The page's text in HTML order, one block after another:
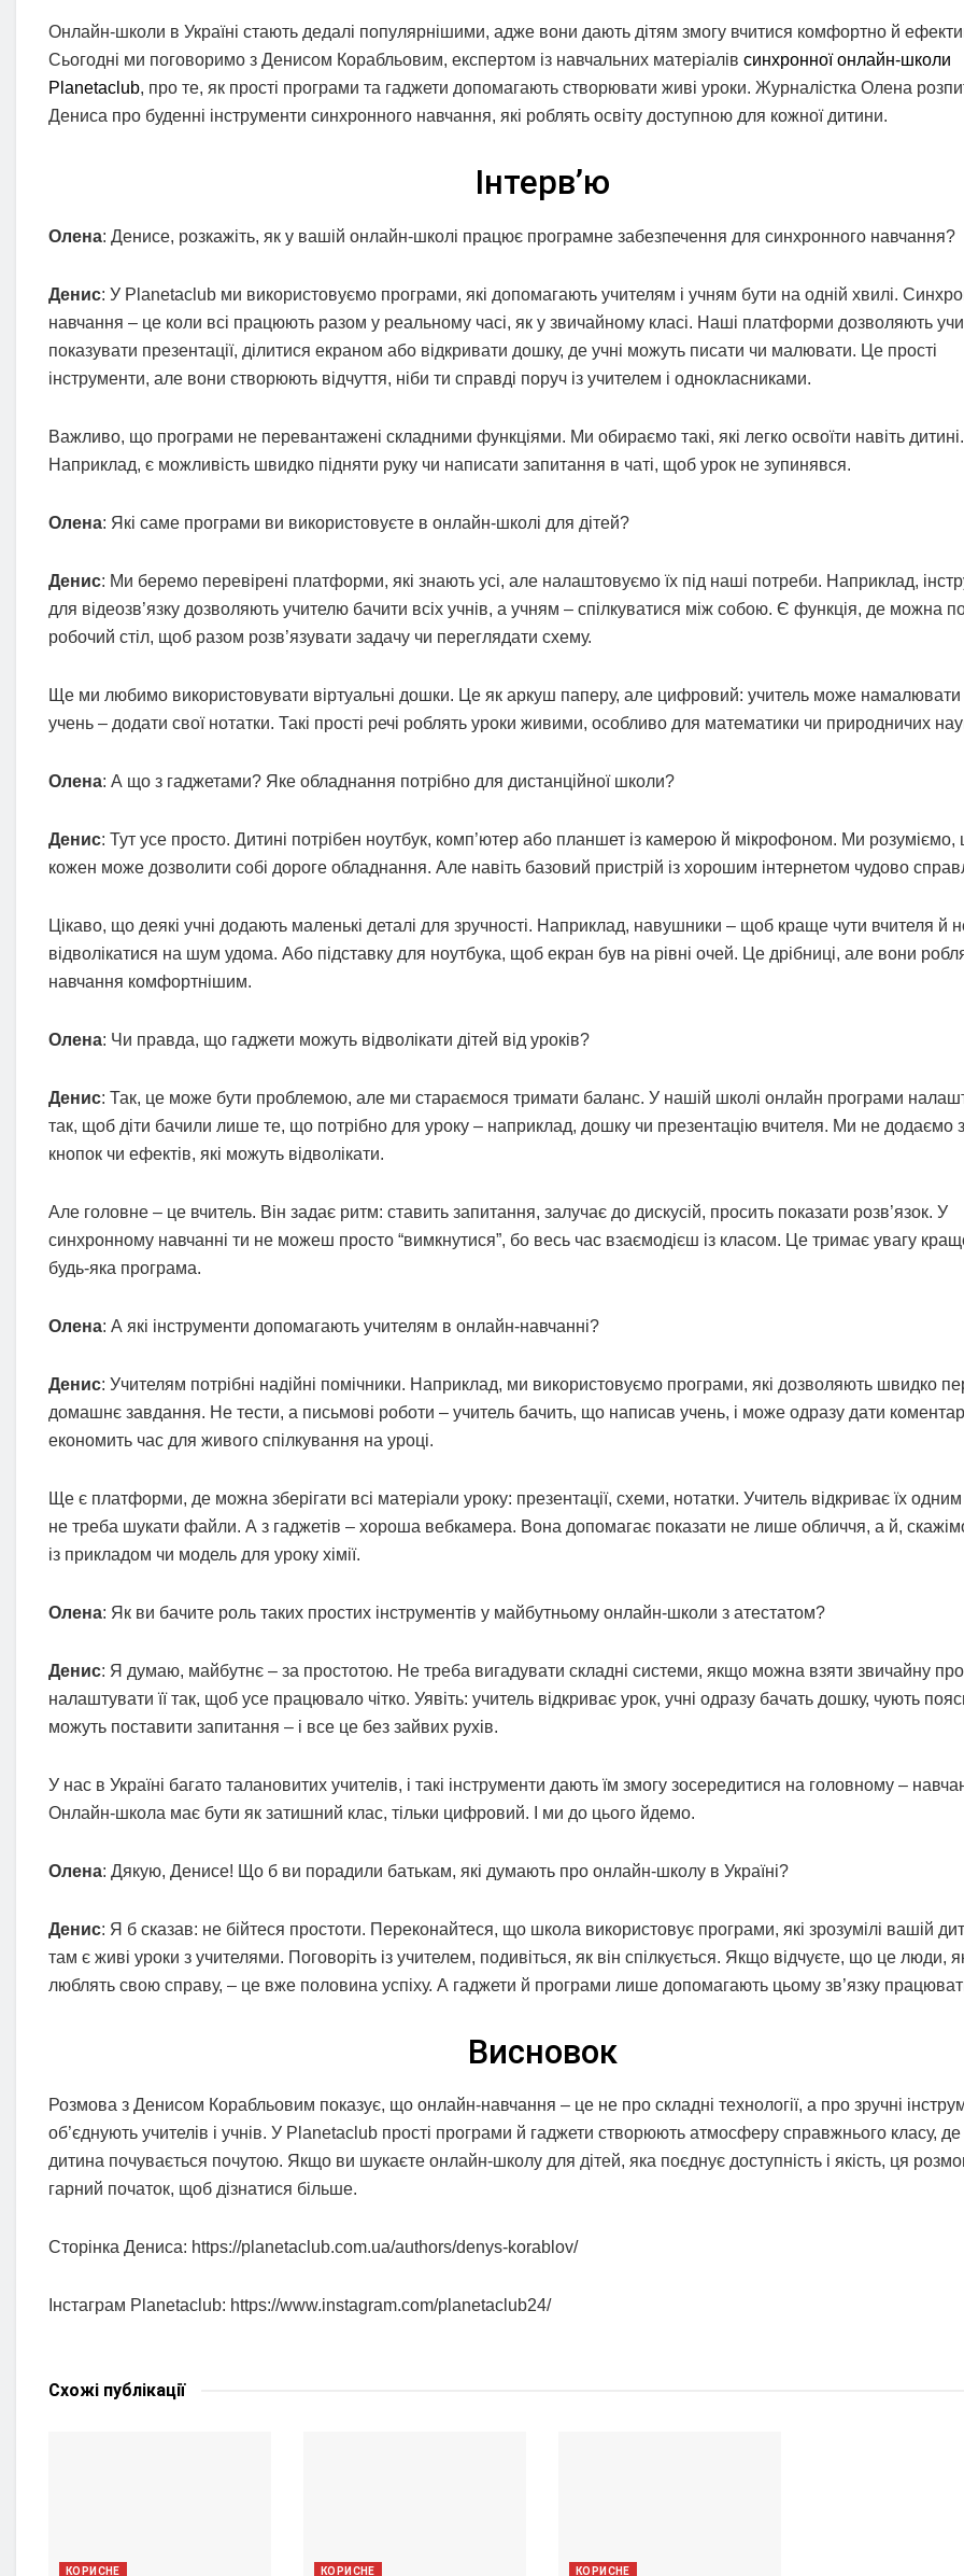
Онлайн-школи в Україні стають дедалі популярнішими, адже вони дають дітям змогу вчитися комфортно й
Сьогодні ми поговоримо з Денисом Корабльовим, експертом із навчальних матеріалів синхронної онлайн-школи
Planetaclub, про те, як прості програми та гаджети допомагають створювати живі уроки. Журналістка Олена
Дениса про буденні інструменти синхронного навчання, які роблять освіту доступною для кожної дитини.
Інтерв’ю
Олена: Денисе, розкажіть, як у вашій онлайн-школі працює програмне забезпечення для синхронного навчання?
Денис: У Planetaclub ми використовуємо програми, які допомагають учителям і учням бути на одній хвилі.
навчання – це коли всі працюють разом у реальному часі, як у звичайному класі. Наші платформи дозволяють
показувати презентації, ділитися екраном або відкривати дошку, де учні можуть писати чи малювати. Це прості
інструменти, але вони створюють відчуття, ніби ти справді поруч із учителем і однокласниками.
Важливо, що програми не перевантажені складними функціями. Ми обираємо такі, які легко освоїти навіть дитині.
Наприклад, є можливість швидко підняти руку чи написати запитання в чаті, щоб урок не зупинявся.
Олена: Які саме програми ви використовуєте в онлайн-школі для дітей?
Денис: Ми беремо перевірені платформи, які знають усі, але налаштовуємо їх під наші потреби. Наприклад,
для відеозв’язку дозволяють учителю бачити всіх учнів, а учням – спілкуватися між собою. Є функція, де можна
робочий стіл, щоб разом розв’язувати задачу чи переглядати схему.
Ще ми любимо використовувати віртуальні дошки. Це як аркуш паперу, але цифровий: учитель може намалювати
учень – додати свої нотатки. Такі прості речі роблять уроки живими, особливо для математики чи природничих
Олена: А що з гаджетами? Яке обладнання потрібно для дистанційної школи?
Денис: Тут усе просто. Дитині потрібен ноутбук, комп’ютер або планшет із камерою й мікрофоном. Ми
кожен може дозволити собі дороге обладнання. Але навіть базовий пристрій із хорошим інтернетом чудово
Цікаво, що деякі учні додають маленькі деталі для зручності. Наприклад, навушники – щоб краще чути вчителя й
відволікатися на шум удома. Або підставку для ноутбука, щоб екран був на рівні очей. Це дрібниці, але вони
навчання комфортнішим.
Олена: Чи правда, що гаджети можуть відволікати дітей від уроків?
Денис: Так, це може бути проблемою, але ми стараємося тримати баланс. У нашій школі онлайн програми
так, щоб діти бачили лише те, що потрібно для уроку – наприклад, дошку чи презентацію вчителя. Ми не додаємо
кнопок чи ефектів, які можуть відволікати.
Але головне – це вчитель. Він задає ритм: ставить запитання, залучає до дискусій, просить показати розв’язок. У
синхронному навчанні ти не можеш просто “вимкнутися”, бо весь час взаємодієш із класом. Це тримає увагу
будь-яка програма.
Олена: А які інструменти допомагають учителям в онлайн-навчанні?
Денис: Учителям потрібні надійні помічники. Наприклад, ми використовуємо програми, які дозволяють швидко
домашнє завдання. Не тести, а письмові роботи – учитель бачить, що написав учень, і може одразу дати
економить час для живого спілкування на уроці.
Ще є платформи, де можна зберігати всі матеріали уроку: презентації, схеми, нотатки. Учитель відкриває їх одним
не треба шукати файли. А з гаджетів – хороша вебкамера. Вона допомагає показати не лише обличчя, а й,
із прикладом чи модель для уроку хімії.
Олена: Як ви бачите роль таких простих інструментів у майбутньому онлайн-школи з атестатом?
Денис: Я думаю, майбутнє – за простотою. Не треба вигадувати складні системи, якщо можна взяти звичайну
налаштувати її так, щоб усе працювало чітко. Уявіть: учитель відкриває урок, учні одразу бачать дошку, чують
можуть поставити запитання – і все це без зайвих рухів.
У нас в Україні багато талановитих учителів, і такі інструменти дають їм змогу зосередитися на головному –
Онлайн-школа має бути як затишний клас, тільки цифровий. І ми до цього йдемо.
Олена: Дякую, Денисе! Що б ви порадили батькам, які думають про онлайн-школу в Україні?
Денис: Я б сказав: не бійтеся простоти. Переконайтеся, що школа використовує програми, які зрозумілі вашій
там є живі уроки з учителями. Поговоріть із учителем, подивіться, як він спілкується. Якщо відчуєте, що це люди,
люблять свою справу, – це вже половина успіху. А гаджети й програми лише допомагають цьому зв’язку
Висновок
Розмова з Денисом Корабльовим показує, що онлайн-навчання – це не про складні технології, а про зручні
об’єднують учителів і учнів. У Planetaclub прості програми й гаджети створюють атмосферу справжнього класу,
дитина почувається почутою. Якщо ви шукаєте онлайн-школу для дітей, яка поєднує доступність і якість, ця
гарний початок, щоб дізнатися більше.
Сторінка Дениса: https://planetaclub.com.ua/authors/denys-korablov/
Інстаграм Planetaclub: https://www.instagram.com/planetaclub24/
Схожі публікації
КОРИСНЕ КОРИСНЕ КОРИСНЕ